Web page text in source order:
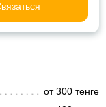
от 300 тенге